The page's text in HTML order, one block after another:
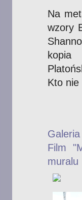
Na
wzory
kopia
Kto
Film
muralu